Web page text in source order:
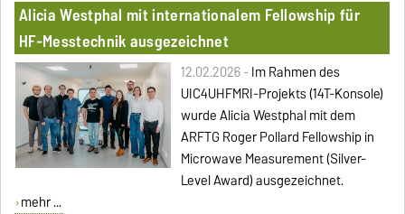
Alicia Westphal mit internationalem Fellowship für
HF-Messtechnik ausgezeichnet
12.02.2026 -Im Rahmen des
UIC4UHFMRI-Projekts (14T-Konsole)
wurde Alicia Westphal mit dem
ARFTG Roger Pollard Fellowship in
Microwave Measurement (Silver-
Level Award) ausgezeichnet.
mehr ...